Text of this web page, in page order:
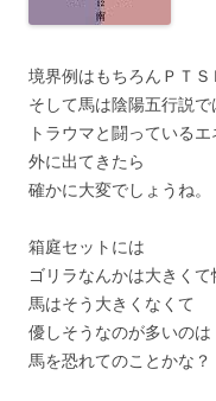
境界例はもちろんＰＴＳ
そして馬は陰陽五行説で
トラウマと闘っている
外に出てきたら
確かに大変でしょうね。
箱庭セットには
ゴリラなんかは大きく
馬はそう大きくなくて
優しそうなのが多いのは
馬を恐れてのことかな？